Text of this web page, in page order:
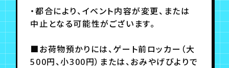
・都合により、イベント内容が変更、または
中止となる可能性がございます。
■お荷物預かりには、ゲート前ロッカー（大
500円、小300円）または、おみやげびよりで